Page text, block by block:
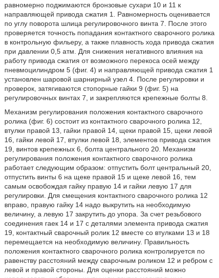
равномерно поджимаются бронзовые сухари 10 и 11 к
направляющей привода сжатия 1. Равномерность оценивается
по углу поворота шлица регулировочного винта 7. После этого
проверяется точность попадания контактного сварочного ролика
в контрольную фильеру, а также плавность хода привода сжатия
при давлении 0,5 атм. Для снижения негативного влияния на
работу привода сжатия от возможного перекоса осей между
пневмоцилиндром 5 (фиг. 4) и направляющей привода сжатия 1
установлен шаровой шарнирный узел 4. После регулировки и
проверок, затягиваются стопорные гайки 9 (фиг. 5) на
регулировочных винтах 7, и закрепляются крепежные болты 8.
Механизм регулирования положения контактного сварочного
ролика (фиг. 6) состоит из контактного сварочного ролика 12,
втулки правой 13, гайки правой 14, щеки правой 15, щеки левой
16, гайки левой 17, втулки левой 18, элементов привода сжатия
19, винтов крепежных 6, болта центрального 20. Механизм
регулирования положения контактного сварочного ролика
работает следующим образом: отпустить болт центральный 20,
отпустить винты 6 на щеке правой 15 и щеке левой 16, тем
самым освобождая гайку правую 14 и гайки левую 17 для
регулировки. Для смещения контактного сварочного ролика 12
вправо, правую гайку 14 надо выкрутить на необходимую
величину, а левую 17 закрутить до упора. За счет резьбового
соединения гаек 14 и 17 с деталями элемента привода сжатия
19, контактный сварочный ролик 12 вместе со втулками 13 и 18
перемещается на необходимую величину. Правильность
положения контактного сварочного ролика контролируется по
равенству расстояний между сварочным роликом 12 и ребром с
левой и правой стороны. Для оценки расстояний можно